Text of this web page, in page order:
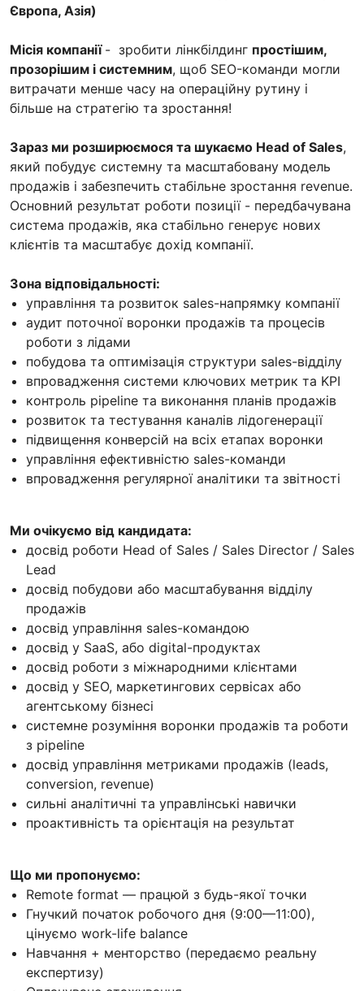
Європа, Азія)
Місія компанії - зробити лінкбілдинг простішим,
прозорішим і системним, щоб SEO-команди могли
витрачати менше часу на операційну рутину і
більше на стратегію та зростання!
Зараз ми розширюємося та шукаємо Head of Sales,
який побудує системну та масштабовану модель
продажів і забезпечить стабільне зростання revenue.
Основний результат роботи позиції - передбачувана
система продажів, яка стабільно генерує нових
клієнтів та масштабує дохід компанії.
Зона відповідальності:
управління та розвиток sales-напрямку компанії
аудит поточної воронки продажів та процесів
роботи з лідами
побудова та оптимізація структури sales-відділу
впровадження системи ключових метрик та KPI
контроль pipeline та виконання планів продажів
розвиток та тестування каналів лідогенерації
підвищення конверсій на всіх етапах воронки
управління ефективністю sales-команди
впровадження регулярної аналітики та звітності
Ми очікуємо від кандидата:
досвід роботи Head of Sales / Sales Director / Sales
Lead
досвід побудови або масштабування відділу
продажів
досвід управління sales-командою
досвід у SaaS, або digital-продуктах
досвід роботи з міжнародними клієнтами
досвід у SEO, маркетингових сервісах або
агентському бізнесі
системне розуміння воронки продажів та роботи
з pipeline
досвід управління метриками продажів (leads,
conversion, revenue)
сильні аналітичні та управлінські навички
проактивність та орієнтація на результат
Що ми пропонуємо:
Remote format — працюй з будь-якої точки
Гнучкий початок робочого дня (9:00—11:00),
цінуємо work-life balance
Навчання + менторство (передаємо реальну
експертизу)